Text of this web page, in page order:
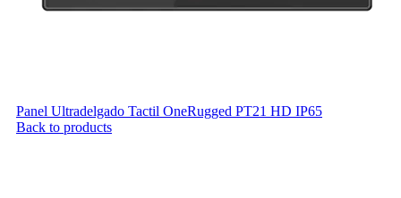
Panel Ultradelgado Tactil OneRugged PT21 HD IP65
Back to products